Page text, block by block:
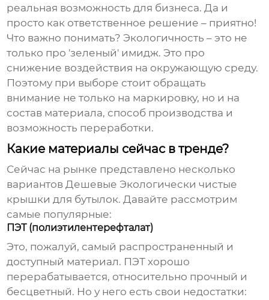
реальная возможность для бизнеса. Да и
просто как ответственное решение – приятно!
Что важно понимать? Экологичность – это не
только про 'зеленый' имидж. Это про
снижение воздействия на окружающую среду.
Поэтому при выборе стоит обращать
внимание не только на маркировку, но и на
состав материала, способ производства и
возможность переработки.
Какие материалы сейчас в тренде?
Сейчас на рынке представлено несколько
вариантовДешевые Экологически чистые
крышки для бутылок. Давайте рассмотрим
самые популярные:
ПЭТ (полиэтилентерефталат)
Это, пожалуй, самый распространенный и
доступный материал. ПЭТ хорошо
перерабатывается, относительно прочный и
бесцветный. Но у него есть свои недостатки: